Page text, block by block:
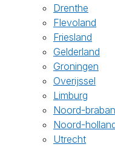
Drenthe
Flevoland
Friesland
Gelderland
Groningen
Overijssel
Limburg
Noord-
Noord-
Utrecht